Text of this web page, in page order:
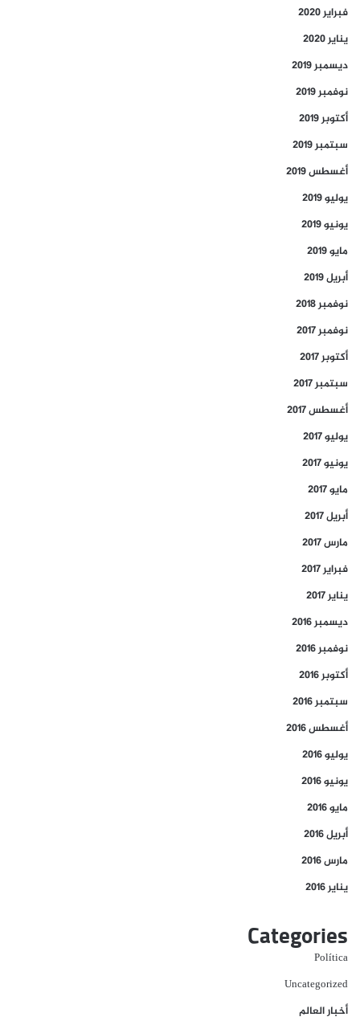
فبراير 2020
يناير 2020
ديسمبر 2019
نوفمبر 2019
أكتوبر 2019
سبتمبر 2019
أغسطس 2019
يوليو 2019
يونيو 2019
مايو 2019
أبريل 2019
نوفمبر 2018
نوفمبر 2017
أكتوبر 2017
سبتمبر 2017
أغسطس 2017
يوليو 2017
يونيو 2017
مايو 2017
أبريل 2017
مارس 2017
فبراير 2017
يناير 2017
ديسمبر 2016
نوفمبر 2016
أكتوبر 2016
سبتمبر 2016
أغسطس 2016
يوليو 2016
يونيو 2016
مايو 2016
أبريل 2016
مارس 2016
يناير 2016
Categories
Política
Uncategorized
أخبار العالم